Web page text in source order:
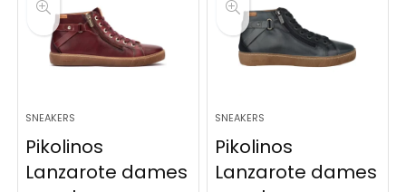
SNEAKERS
Pikolinos
Lanzarote dames
SNEAKERS
Pikolinos
Lanzarote dames